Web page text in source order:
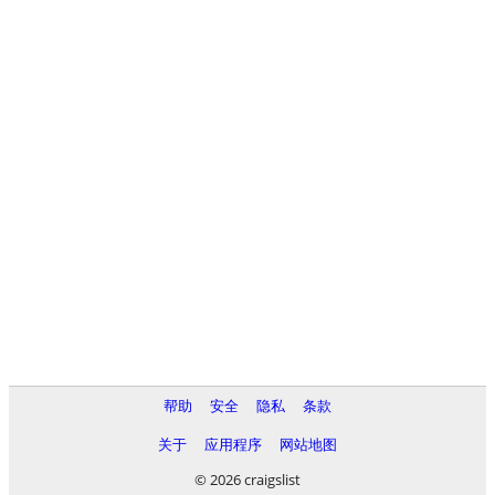
帮助 安全 隐私
条款
关于
应用程序
网站地图
© 2026 craigslist